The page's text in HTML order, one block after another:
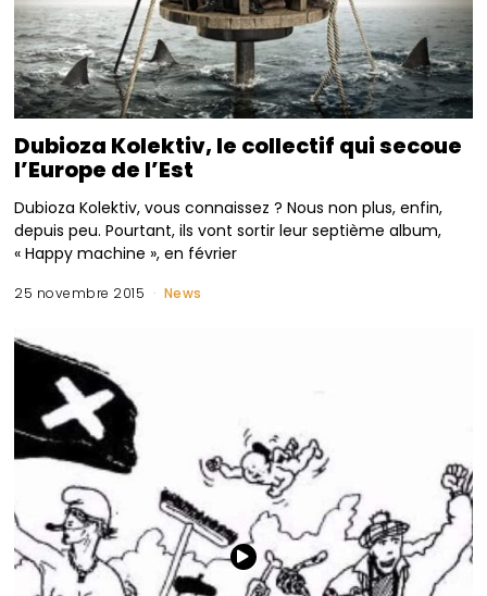
Dubioza Kolektiv, le collectif qui secoue
l’Europe de l’Est
Dubioza Kolektiv, vous connaissez ? Nous non plus, enfin,
depuis peu. Pourtant, ils vont sortir leur septième album,
« Happy machine », en février
25 novembre 2015 News